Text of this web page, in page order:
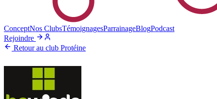
ConceptNos ClubsTémoignagesParrainageBlogPodcast
Rejoindre
Retour au club Protéine